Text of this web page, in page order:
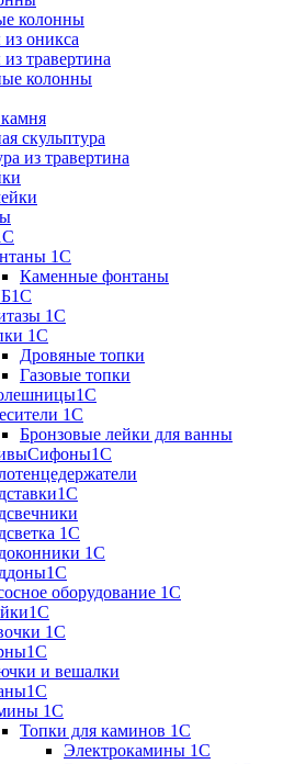
колонны
оникса
травертина
колонны
скульптура
из травертина
1C
Каменные фонтаны
1С
1С
Дровяные топки
Газовые топки
1С
Бронзовые лейки для ванны
1С
1С
оборудование 1С
1С
и вешалки
1C
Топки для каминов 1C
Электрокамины 1С